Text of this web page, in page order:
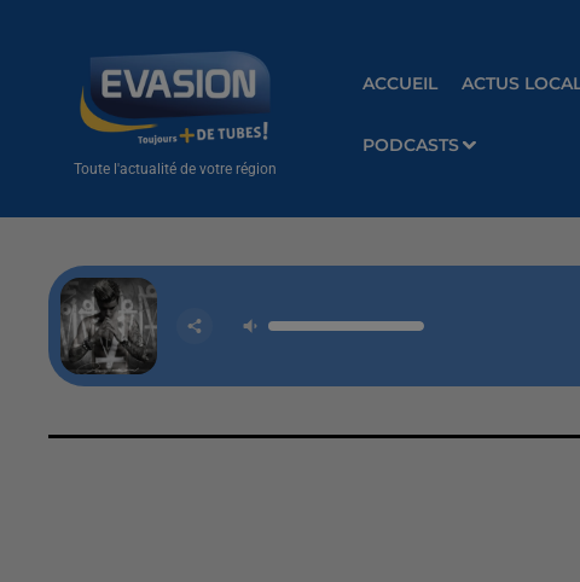
Toute l'actualité de votre région
ACCUEIL ACTUS
PODCASTS